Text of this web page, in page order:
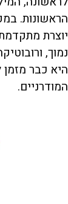
הראשונות.
יוצרת
היא כבר
המודרניים.